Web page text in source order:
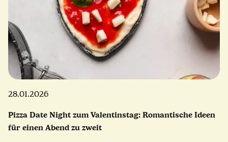
28.01.2026
Pizza Date Night zum Valentinstag: Romantische Ideen
für einen Abend zu zweit